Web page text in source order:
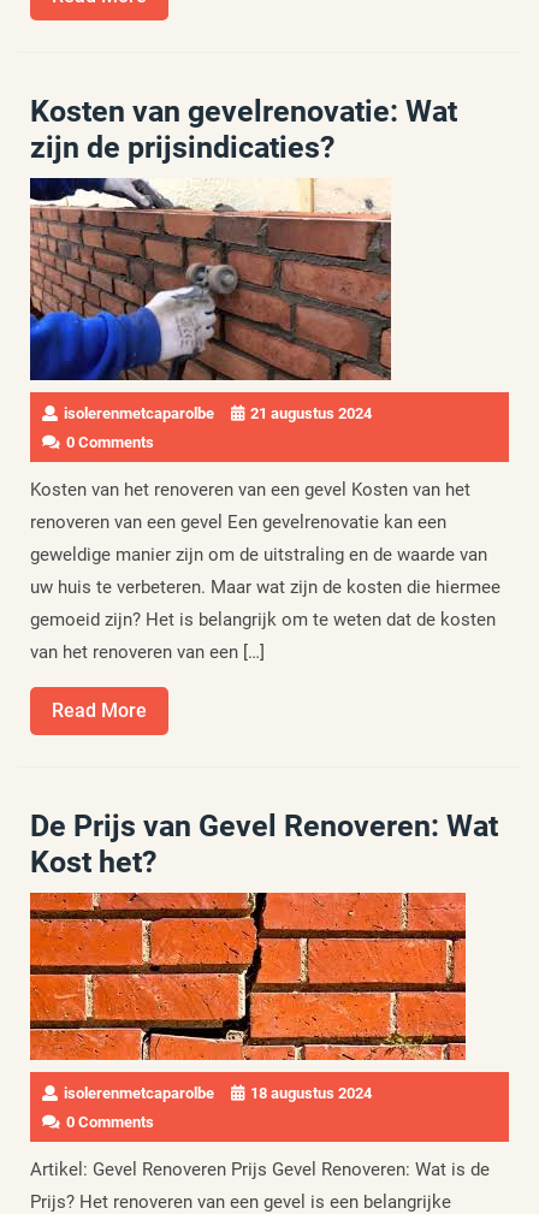
More
Kosten van gevelrenovatie: Wat
zijn de prijsindicaties?
isolerenmetcaparolbe
21 augustus 2024
0 Comments
Kosten van het renoveren van een gevel Kosten van het
renoveren van een gevel Een gevelrenovatie kan een
geweldige manier zijn om de uitstraling en de waarde van
uw huis te verbeteren. Maar wat zijn de kosten die hiermee
gemoeid zijn? Het is belangrijk om te weten dat de kosten
van het renoveren van een […]
Read More
More
De Prijs van Gevel Renoveren: Wat
Kost het?
isolerenmetcaparolbe
18 augustus 2024
0 Comments
Artikel: Gevel Renoveren Prijs Gevel Renoveren: Wat is de
Prijs? Het renoveren van een gevel is een belangrijke